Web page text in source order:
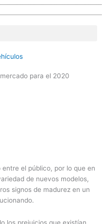
para el 2020
el público, por lo que en
de nuevos modelos,
signos de madurez en un